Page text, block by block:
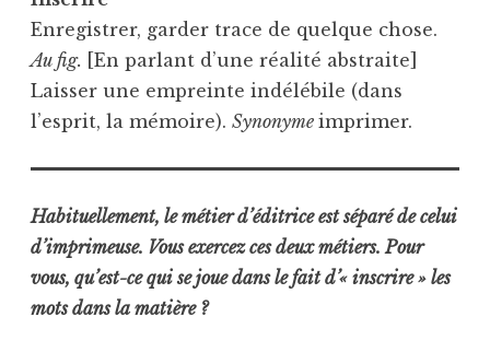
Enregistrer, garder trace de quelque chose.
Au fig. [En parlant d’une réalité abstraite]
Laisser une empreinte indélébile (dans
l’esprit, la mémoire). Synonyme imprimer.
Habituellement, le métier d’éditrice est séparé de celui
d’imprimeuse. Vous exercez ces deux métiers. Pour
vous, qu’est-ce qui se joue dans le fait d’« inscrire » les
mots dans la matière ?